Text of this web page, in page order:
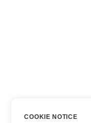
COOKIE NOTICE